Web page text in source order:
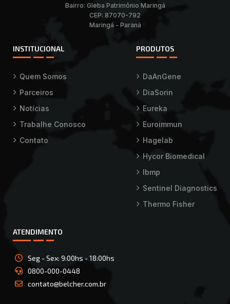
Bairro: Gleba Patrimônio Maringá
CEP: 87070-792
Maringá - Paraná
INSTITUCIONAL
Quem Somos
Parceiros
Notícias
Trabalhe Conosco
Contato
PRODUTOS
DaAnGene
DiaSorin
Eureka
Euroimmun
Hagelab
Hycor Biomedical
Ibmp
Sentinel Diagnostics
Thermo Fisher
ATENDIMENTO
Seg - Sex: 9:00hs - 18:00hs
0800-000-0448
contato@belcher.com.br